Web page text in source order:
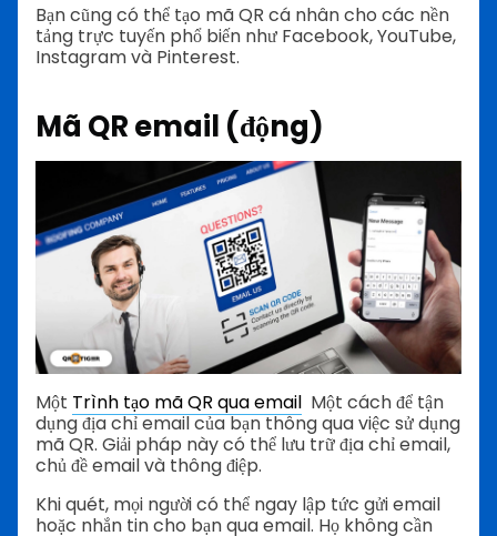
Bạn cũng có thể tạo mã QR cá nhân cho các nền
tảng trực tuyến phổ biến như Facebook, YouTube,
Instagram và Pinterest.
Mã QR email (động)
Một Trình tạo mã QR qua email Một cách để tận
dụng địa chỉ email của bạn thông qua việc sử dụng
mã QR. Giải pháp này có thể lưu trữ địa chỉ email,
chủ đề email và thông điệp.
Khi quét, mọi người có thể ngay lập tức gửi email
hoặc nhắn tin cho bạn qua email. Họ không cần